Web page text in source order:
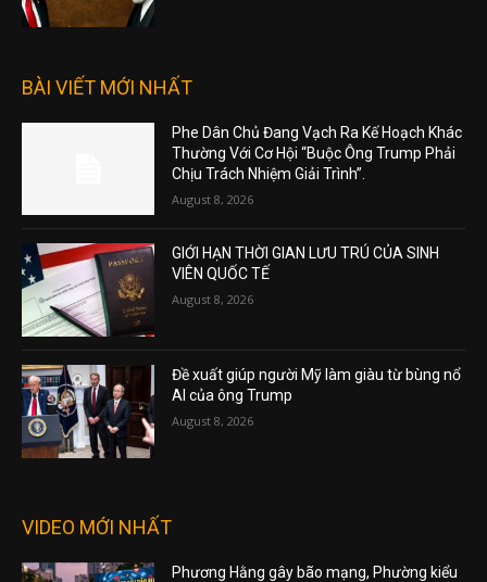
BÀI VIẾT MỚI NHẤT
Phe Dân Chủ Đang Vạch Ra Kế Hoạch Khác
Thường Với Cơ Hội “Buộc Ông Trump Phải
Chịu Trách Nhiệm Giải Trình”.
August 8, 2026
GIỚI HẠN THỜI GIAN LƯU TRÚ CỦA SINH
VIÊN QUỐC TẾ
August 8, 2026
Đề xuất giúp người Mỹ làm giàu từ bùng nổ
AI của ông Trump
August 8, 2026
VIDEO MỚI NHẤT
Phương Hằng gây bão mạng, Phường kiểu